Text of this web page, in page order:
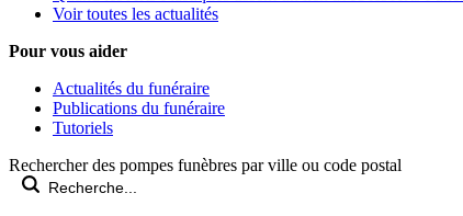
Voir toutes les actualités
Pour vous aider
Actualités du funéraire
Publications du funéraire
Tutoriels
Rechercher des pompes funèbres par ville ou code postal